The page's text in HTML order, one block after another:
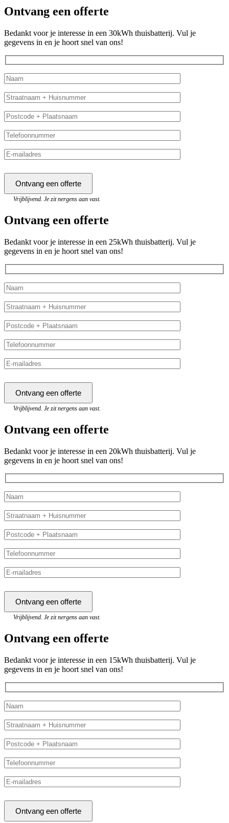
Ontvang een offerte
Bedankt voor je interesse in een 30kWh thuisbatterij. Vul je
gegevens in en je hoort snel van ons!
Vrijblijvend. Je zit nergens aan vast.
Ontvang een offerte
Bedankt voor je interesse in een 25kWh thuisbatterij. Vul je
gegevens in en je hoort snel van ons!
Vrijblijvend. Je zit nergens aan vast.
Ontvang een offerte
Bedankt voor je interesse in een 20kWh thuisbatterij. Vul je
gegevens in en je hoort snel van ons!
Vrijblijvend. Je zit nergens aan vast.
Ontvang een offerte
Bedankt voor je interesse in een 15kWh thuisbatterij. Vul je
gegevens in en je hoort snel van ons!